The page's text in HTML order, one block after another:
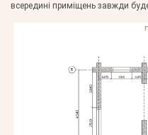
всередині приміщень завжди